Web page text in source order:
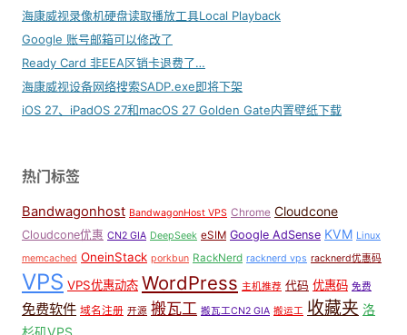
海康威视录像机硬盘读取播放工具Local Playback
Google 账号邮箱可以修改了
Ready Card 非EEA区销卡退费了…
海康威视设备网络搜索SADP.exe即将下架
iOS 27、iPadOS 27和macOS 27 Golden Gate内置壁纸下载
热门标签
Bandwagonhost BandwagonHost VPS Chrome Cloudcone
Cloudcone优惠 CN2 GIA DeepSeek eSIM Google AdSense KVM Linux
memcached OneinStack porkbun RackNerd racknerd vps racknerd优惠码
VPS VPS优惠动态 WordPress 主机推荐 代码 优惠码 免费
免费软件 域名注册 开源 搬瓦工 搬瓦工CN2 GIA 搬运工 收藏夹 洛
杉矶VPS